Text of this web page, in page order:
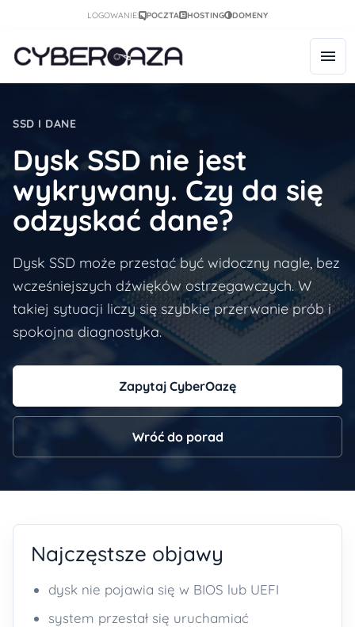
LOGOWANIE: POCZTA HOSTING DOMENY
SSD I DANE
Dysk SSD nie jest
wykrywany. Czy da się
odzyskać dane?
Dysk SSD może przestać być widoczny nagle, bez
wcześniejszych dźwięków ostrzegawczych. W
takiej sytuacji liczy się szybkie przerwanie prób i
spokojna diagnostyka.
Zapytaj CyberOazę
Wróć do porad
Najczęstsze objawy
dysk nie pojawia się w BIOS lub UEFI
system przestał się uruchamiać